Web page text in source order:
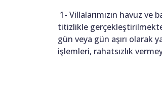
1- Villalarımızın havuz
titizlikle
gün veya gün aşırı olarak
işlemleri, rahatsızlık